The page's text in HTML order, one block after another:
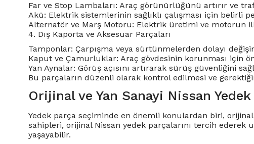
Far ve Stop Lambaları: Araç görünürlüğünü artırır ve
Akü: Elektrik sistemlerinin sağlıklı çalışması için belirli
Alternatör ve Marş Motoru: Elektrik üretimi ve motorun
4. Dış Kaporta ve Aksesuar Parçaları
Tamponlar: Çarpışma veya sürtünmelerden dolayı
Kaput ve Çamurluklar: Araç gövdesinin korunması için
Yan Aynalar: Görüş açısını artırarak sürüş güvenliğini
Bu parçaların düzenli olarak kontrol edilmesi ve
Orijinal ve Yan Sanayi Nissan
Yedek parça seçiminde en önemli konulardan biri,
sahipleri, orijinal Nissan yedek parçalarını tercih
yaşayabilir.